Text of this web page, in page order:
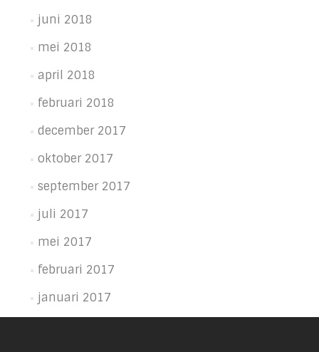
juni 2018
mei 2018
april 2018
februari 2018
december 2017
oktober 2017
september 2017
juli 2017
mei 2017
februari 2017
januari 2017